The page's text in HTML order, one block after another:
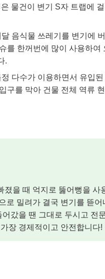
물건이 변기 S자 트랩에
달 음식물 쓰레기를 변기에
를 한꺼번에 많이 사용하여
.
정 다수가 이용하면서 유입된
구를 막아 건물 전체 역류
졌을 때 억지로 뚫어뻥을 사
로 밀려가 결국 변기를 뜯어
갔을 땐 그대로 두시고 전
장 경제적이고 안전합니다!